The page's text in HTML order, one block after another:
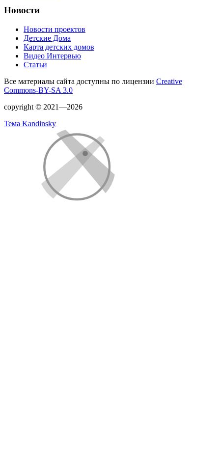
Новости
Новости проектов
Детские Дома
Карта детских домов
Видео Интервью
Статьи
Все материалы сайта доступны по лицензии Creative
Commons-BY-SA 3.0
copyright © 2021—2026
Тема Kandinsky